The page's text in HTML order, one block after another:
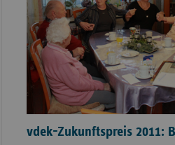
vdek-Zukunftspreis 2011: